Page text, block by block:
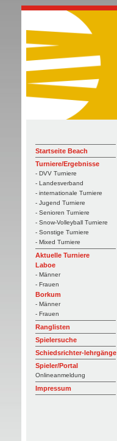
Startseite Beach
Turniere/Ergebnisse
- DVV Turniere
- Landesverband
- internationale Turniere
- Jugend Turniere
- Senioren Turniere
- Snow-Volleyball Turniere
- Sonstige Turniere
- Mixed Turniere
Aktuelle Turniere
Laboe
- Männer
- Frauen
Borkum
- Männer
- Frauen
Ranglisten
Spielersuche
Schiedsrichter-lehrgänge
Spieler/Portal
Onlineanmeldung
Impressum